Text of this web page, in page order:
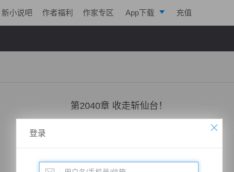
新小说吧 作者福利 作家专区 App下载 充值
第2040章 收走斩仙台！
更新时间：2019-10-13 23:57 字数：8013
登录